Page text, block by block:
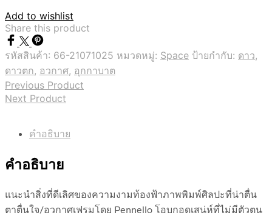
Add to wishlist
Share this product
รหัสสินค้า: 66-21071025 หมวดหมู่: Space ป้ายกำกับ: ดาว,
ดาวตก, อวกาศ, อุกกาบาต
Previous Product
Next Product
คำอธิบาย
คำอธิบาย
แนะนำสิ่งที่ดีเลิศของความงามท้องฟ้าภาพพิมพ์ศิลปะที่น่าตื่น
ตาตื่นใจ/อวกาศเฟรมโดย Pennello โอบกอดเสน่ห์ที่ไม่มีตัวตน